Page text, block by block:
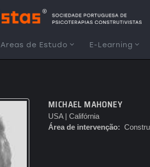
Areas de Estudo E-Learning
MICHAEL MAHONEY
USA | Califórnia
Área de intervenção